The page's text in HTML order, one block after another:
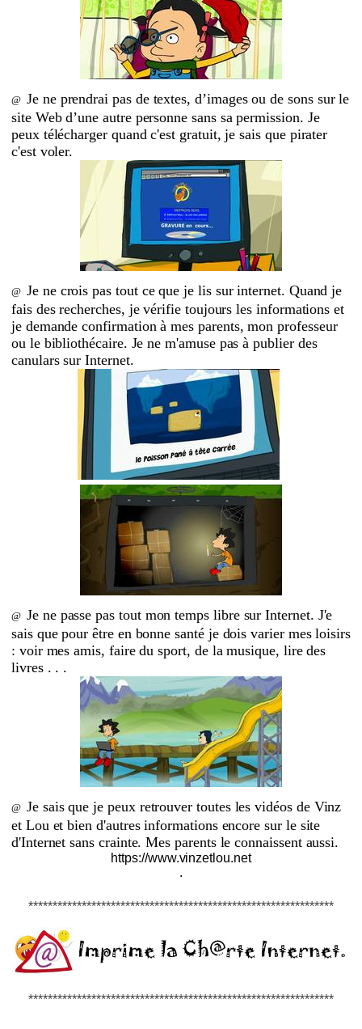
@ Je ne prendrai pas de textes, d’images ou de sons sur le
site Web d’une autre personne sans sa permission. Je
peux télécharger quand c'est gratuit, je sais que pirater
c'est voler.
@ Je ne crois pas tout ce que je lis sur internet. Quand je
fais des recherches, je vérifie toujours les informations et
je demande confirmation à mes parents, mon professeur
ou le bibliothécaire. Je ne m'amuse pas à publier des
canulars sur Internet.
@ Je ne passe pas tout mon temps libre sur Internet. J'e
sais que pour être en bonne santé je dois varier mes loisirs
: voir mes amis, faire du sport, de la musique, lire des
livres . . .
@ Je sais que je peux retrouver toutes les vidéos de Vinz
et Lou et bien d'autres informations encore sur le site
d'Internet sans crainte. Mes parents le connaissent aussi.
https://www.vinzetlou.net
.
***************************************************************
***************************************************************